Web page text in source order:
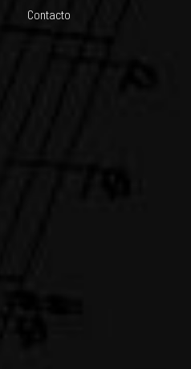
Contacto